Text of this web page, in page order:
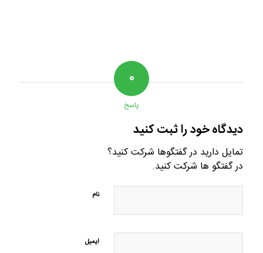
۰
پاسخ
دیدگاه خود را ثبت کنید
تمایل دارید در گفتگوها شرکت کنید؟
در گفتگو ها شرکت کنید.
نام
ایمیل